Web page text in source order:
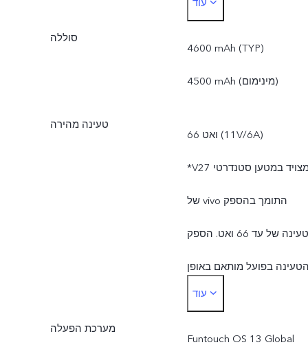
*זיכרון ה-ROM הזמין בפועל
קטן יותר מ-256 GB עקב
ההפעלה ואת האפליקציות
המותקנות מראש.
עוד
סוללה
4600 mAh (TYP)
4500 mAh (מינימום)
טעינה מהירה
66 ואט (11V/6A)
*V27 מצויד במטען סטנדרטי
של vivo התומך בהספק
טעינה של עד 66 ואט. הספק
בפועל מותאם באופן
דינמי למצבים משתנים,
ובכפוף לשימוש בפועל.
עוד
מערכת הפעלה
Funtouch OS 13 Global